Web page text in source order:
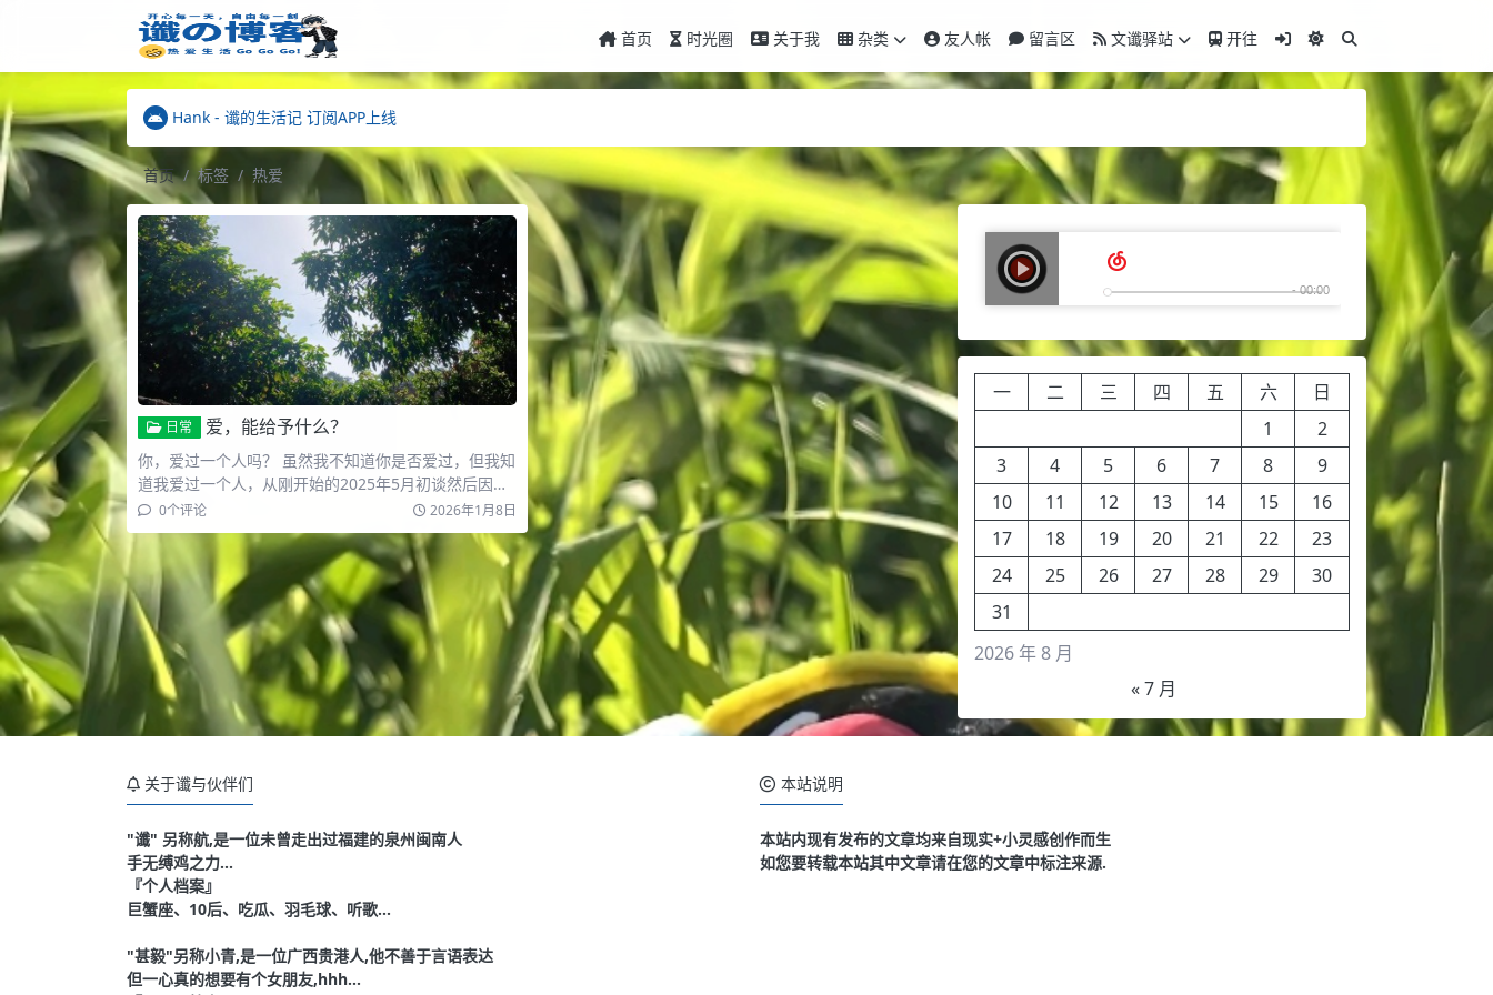
首页 时光圈 关于我 杂类 友人帐 留言区 文谶驿站
开往
站点已更名为"谶的生活记"
Hank - 谶的生活记 订阅APP上线
"链接通讯"插件 已发布
站点已更名为"谶的生活记"
Hank - 谶的生活记 订阅APP上线
首页 标签 热爱
日常 爱，能给予什么？
你，爱过一个人吗？ 虽然我不知道你是否爱过，但我知
道我爱过一个人，从刚开始的2025年5月初谈然后因为
一些原因…
0个评论 2026年1月8日
2026 年 8 月
一 二 三 四 五 六
日
1
2
3
4 5 6 7 8
9
10
11 12 13 14 15
16
17
18 19 20 21 22
23
24
25 26 27 28 29
30
31
« 7 月
关于谶与伙伴们
"谶" 另称航,是一位未曾走出过福建的泉州闽南人
手无缚鸡之力...
『个人档案』
巨蟹座、10后、吃瓜、羽毛球、听歌...
"甚毅"另称小青,是一位广西贵港人,他不善于言语表达
但一心真的想要有个女朋友,hhh...
本站说明
本站内现有发布的文章均来自现实+小灵感创作而生
如您要转载本站其中文章请在您的文章中标注来源.